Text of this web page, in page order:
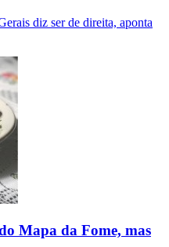
diz ser de direita, aponta
Mapa da Fome, mas